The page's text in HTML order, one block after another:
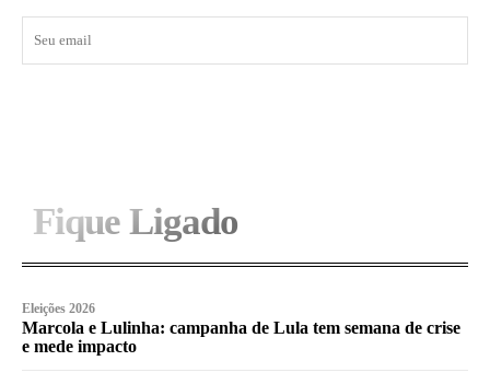
Fique Ligado
Eleições 2026
Marcola e Lulinha: campanha de Lula tem semana de crise
e mede impacto